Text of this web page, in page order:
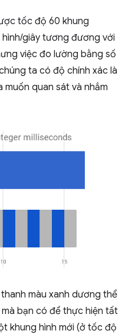
tốc độ 60 khung
giây tương đương với
việc đo lường bằng số
ta có độ chính xác là
muốn quan sát và nhắm
màu xanh dương thể
bạn có để thực hiện tất
khung hình mới (ở tốc độ